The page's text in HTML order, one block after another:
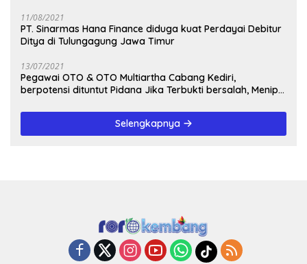
11/08/2021
PT. Sinarmas Hana Finance diduga kuat Perdayai Debitur
Ditya di Tulungagung Jawa Timur
13/07/2021
Pegawai OTO & OTO Multiartha Cabang Kediri,
berpotensi dituntut Pidana Jika Terbukti bersalah, Menipu
Selengkapnya